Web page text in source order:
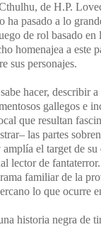
de H.P.
ha pasado a lo
de rol basado en
homenajea a este
sus personajes.
hacer, describir
gallegos e
que resultan
las partes
el target de
lector de
familiar de la
lo que ocurre
historia negra de